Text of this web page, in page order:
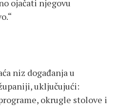
ojačati njegovu
niz događanja u
uključujući:
okrugle stolove i